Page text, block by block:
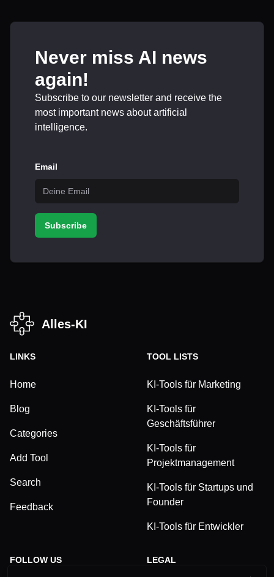
Never miss AI news
again!
Subscribe to our newsletter and receive the
most important news about artificial
intelligence.
Email
Subscribe
Alles-KI
LINKS
Home
Blog
Categories
Add Tool
Search
Feedback
TOOL LISTS
KI-Tools für Marketing
KI-Tools für
Geschäftsführer
KI-Tools für
Projektmanagement
KI-Tools für Startups und
Founder
KI-Tools für Entwickler
FOLLOW US LEGAL